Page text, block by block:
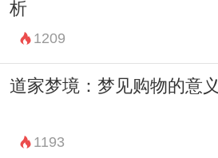
析
1209
道家梦境：梦见购物的意义
1193